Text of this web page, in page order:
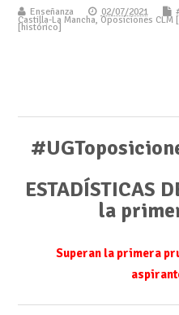
Enseñanza 02/07/2021
Castilla-La Mancha, Oposiciones CLM
[histórico]
ESTADÍSTICAS
la
Superan la primera